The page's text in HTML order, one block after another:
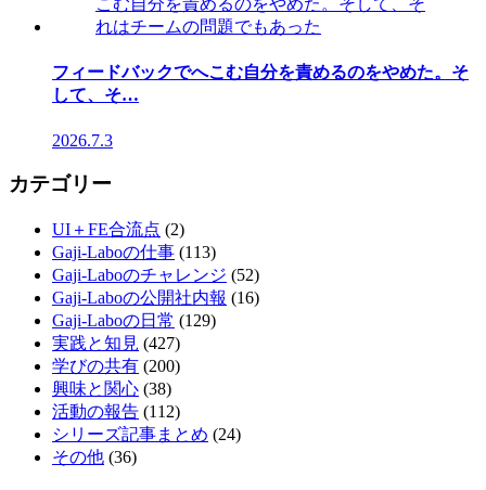
フィードバックでへこむ自分を責めるのをやめた。そ
して、そ…
2026.7.3
カテゴリー
UI＋FE合流点 (2)
Gaji-Laboの仕事 (113)
Gaji-Laboのチャレンジ (52)
Gaji-Laboの公開社内報 (16)
Gaji-Laboの日常 (129)
実践と知見 (427)
学びの共有 (200)
興味と関心 (38)
活動の報告 (112)
シリーズ記事まとめ (24)
その他 (36)